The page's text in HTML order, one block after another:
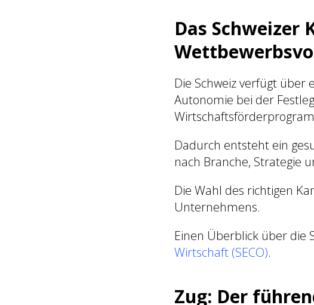
Das Schweizer
Die Schweiz verfügt über
Autonomie bei der
Dadurch entsteht ein
nach Branche, Strategie
Die Wahl des richtigen
Unternehmens.
Einen Überblick über die
Wirtschaft (SECO).
Zug: Der